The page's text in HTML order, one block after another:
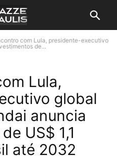
com Lula, presidente-executivo
de...
Lula,
global
anuncia
US$ 1,1
até 2032